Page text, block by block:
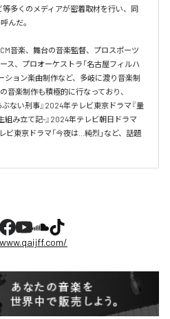
多くのメディアが密着取材を行い、同
んだ。
音楽、舞台の音楽監督、プロスポーツ
ス、プロオーケストラ「名古屋フィルハ
ション楽曲制作など、多岐に渡り音楽制
音楽制作も積極的に行なっており、
ない刑事』2024年テレビ東京ドラマ『量
組み立て記-』2024年テレビ朝日ドラマ
ビ東京ドラマ「今夜は…純烈」など、話題